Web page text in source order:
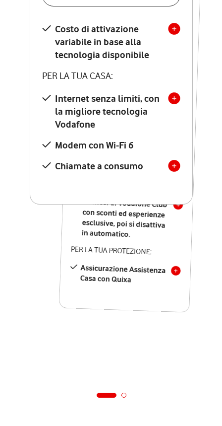
Costo di attivazione
variabile in base alla
tecnologia disponibile
PER LA TUA CASA:
Internet senza limiti, con
la migliore tecnologia
Vodafone
Modem con Wi-Fi 6
Chiamate a consumo
Costo di attivazione
variabile in base alla
tecnologia disponibile
PER LA TUA CASA:
Internet senza limiti, con
la migliore tecnologia
Vodafone
Modem Seven con Wi-Fi 7
Chiamate illimitate verso
numeri fissi e mobili
nazionali
12 mesi di Vodafone Club
con sconti ed esperienze
esclusive, poi si disattiva
in automatico.
PER LA TUA PROTEZIONE:
Assicurazione Assistenza
Casa con Quixa